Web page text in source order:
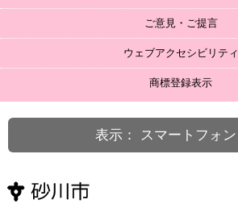
ご意見・ご提言
ウェブアクセシビリティ
商標登録表示
表示： スマートフォン